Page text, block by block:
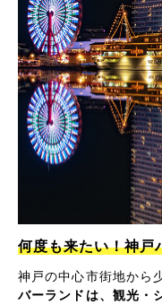
何度も来たい！神戸
神戸の中心市街地から
バーランドは、観光・